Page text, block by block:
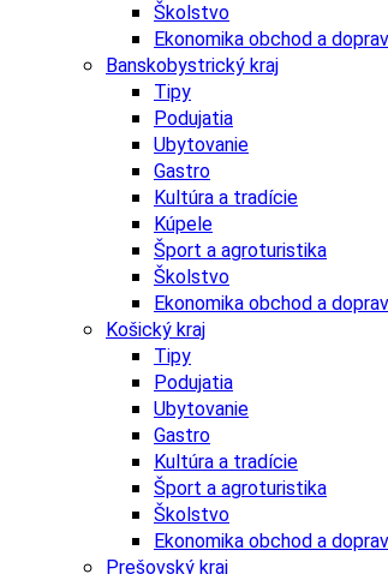
Školstvo
Ekonomika obchod a
Banskobystrický kraj
Tipy
Podujatia
Ubytovanie
Gastro
Kultúra a tradície
Kúpele
Šport a agroturistika
Školstvo
Ekonomika obchod a
Košický kraj
Tipy
Podujatia
Ubytovanie
Gastro
Kultúra a tradície
Šport a agroturistika
Školstvo
Ekonomika obchod a
Prešovský kraj